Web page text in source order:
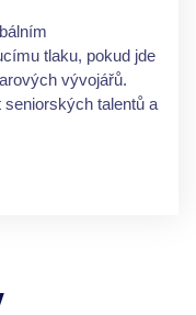
tlaku, pokud jde
vývojářů.
talentů a